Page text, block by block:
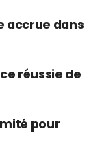
accrue dans
réussie de
pour